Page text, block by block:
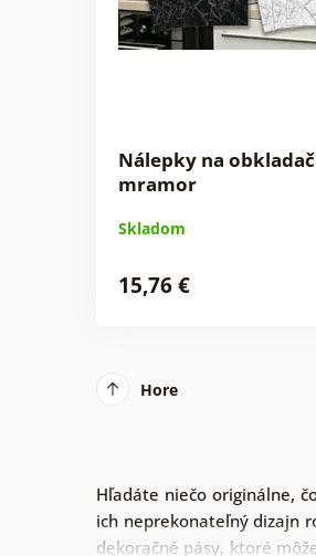
Nálepky na
mramor
Skladom
15,76 €
Hore
Hľadáte niečo originálne,
ich neprekonateľný dizajn
dekoračné pásy, ktoré